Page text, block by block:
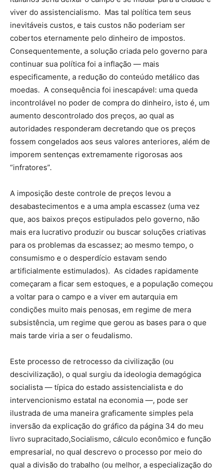
viver do assistencialismo. Mas tal política tem seus
inevitáveis custos, e tais custos não poderiam ser
cobertos eternamente pelo dinheiro de impostos.
Consequentemente, a solução criada pelo governo para
continuar sua política foi a inflação — mais
especificamente, a redução do conteúdo metálico das
moedas. A consequência foi inescapável: uma queda
incontrolável no poder de compra do dinheiro, isto é, um
aumento descontrolado dos preços, ao qual as
autoridades responderam decretando que os preços
fossem congelados aos seus valores anteriores, além de
imporem sentenças extremamente rigorosas aos
“infratores”.
A imposição deste controle de preços levou a
desabastecimentos e a uma ampla escassez (uma vez
que, aos baixos preços estipulados pelo governo, não
mais era lucrativo produzir ou buscar soluções criativas
para os problemas da escassez; ao mesmo tempo, o
consumismo e o desperdício estavam sendo
artificialmente estimulados). As cidades rapidamente
começaram a ficar sem estoques, e a população começou
a voltar para o campo e a viver em autarquia em
condições muito mais penosas, em regime de mera
subsistência, um regime que gerou as bases para o que
mais tarde viria a ser o feudalismo.
Este processo de retrocesso da civilização (ou
descivilização), o qual surgiu da ideologia demagógica
socialista — típica do estado assistencialista e do
intervencionismo estatal na economia —, pode ser
ilustrada de uma maneira graficamente simples pela
inversão da explicação do gráfico da página 34 do meu
livro supracitado,Socialismo, cálculo econômico e função
empresarial, no qual descrevo o processo por meio do
qual a divisão do trabalho (ou melhor, a especialização do